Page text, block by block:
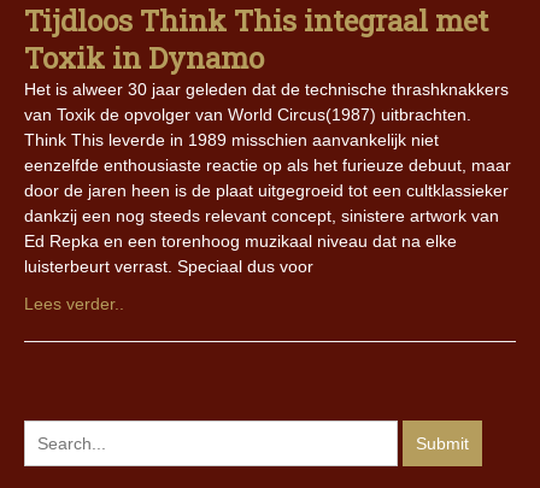
Tijdloos Think This integraal met
Toxik in Dynamo
Het is alweer 30 jaar geleden dat de technische thrashknakkers
van Toxik de opvolger van World Circus(1987) uitbrachten.
Think This leverde in 1989 misschien aanvankelijk niet
eenzelfde enthousiaste reactie op als het furieuze debuut, maar
door de jaren heen is de plaat uitgegroeid tot een cultklassieker
dankzij een nog steeds relevant concept, sinistere artwork van
Ed Repka en een torenhoog muzikaal niveau dat na elke
luisterbeurt verrast. Speciaal dus voor
Lees verder..